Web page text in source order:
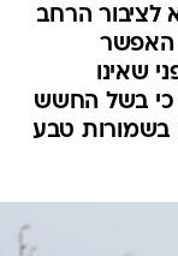
לציבור הרחב
האפשר
שאינו
כי בשל החשש
בשמורות טבע